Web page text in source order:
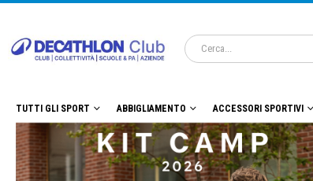
TUTTI GLI SPORT ABBIGLIAMENTO ACCESSORI SPORTIVI